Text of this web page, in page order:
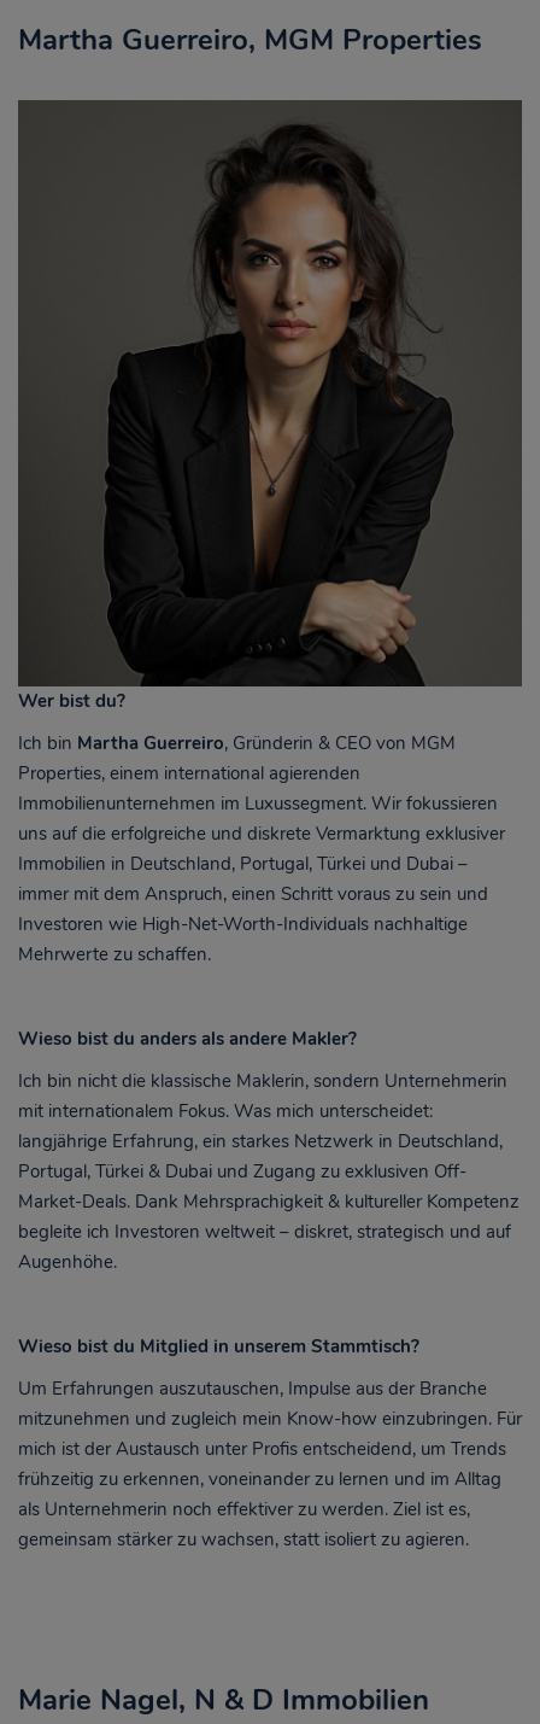
Martha Guerreiro, MGM Properties
Wer bist du?
Ich bin Martha Guerreiro, Gründerin & CEO von MGM
Properties, einem international agierenden
Immobilienunternehmen im Luxussegment. Wir fokussieren
uns auf die erfolgreiche und diskrete Vermarktung exklusiver
Immobilien in Deutschland, Portugal, Türkei und Dubai –
immer mit dem Anspruch, einen Schritt voraus zu sein und
Investoren wie High-Net-Worth-Individuals nachhaltige
Mehrwerte zu schaffen.
Wieso bist du anders als andere Makler?
Ich bin nicht die klassische Maklerin, sondern Unternehmerin
mit internationalem Fokus. Was mich unterscheidet:
langjährige Erfahrung, ein starkes Netzwerk in Deutschland,
Portugal, Türkei & Dubai und Zugang zu exklusiven Off-
Market-Deals. Dank Mehrsprachigkeit & kultureller Kompetenz
begleite ich Investoren weltweit – diskret, strategisch und auf
Augenhöhe.
Wieso bist du Mitglied in unserem Stammtisch?
Um Erfahrungen auszutauschen, Impulse aus der Branche
mitzunehmen und zugleich mein Know-how einzubringen. Für
mich ist der Austausch unter Profis entscheidend, um Trends
frühzeitig zu erkennen, voneinander zu lernen und im Alltag
als Unternehmerin noch effektiver zu werden. Ziel ist es,
gemeinsam stärker zu wachsen, statt isoliert zu agieren.
Marie Nagel, N & D Immobilien